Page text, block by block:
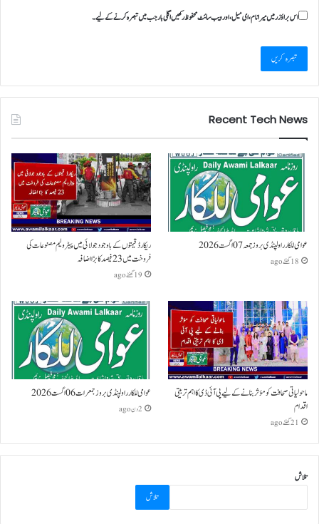
اس براؤزر میں میرا نام، ای میل، اور ویب سائٹ محفوظ رکھیں اگلی بار جب میں تبصرہ کرنے کےلیے۔
Recent Tech News
عوامی للکار راولپنڈی بروز جمعہ 07 اگست 2026
18 گھنٹے ago
ریکارڈ قیمتوں کے باوجود جولائی میں پیٹرولیم مصنوعات کی
فروخت میں 23 فیصد کا بڑا اضافہ
19 گھنٹے ago
ماحولیاتی صحافت کو مؤثر بنانے کے لیے پی آئی ڈی کا اہم تربیتی
اقدام
21 گھنٹے ago
عوامی للکار راولپنڈی بروز جمعرات 06 اگست 2026
2 دن ago
تلاش
تلاش